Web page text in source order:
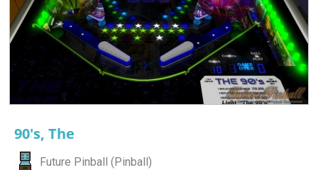
90's, The
Future Pinball (Pinball)